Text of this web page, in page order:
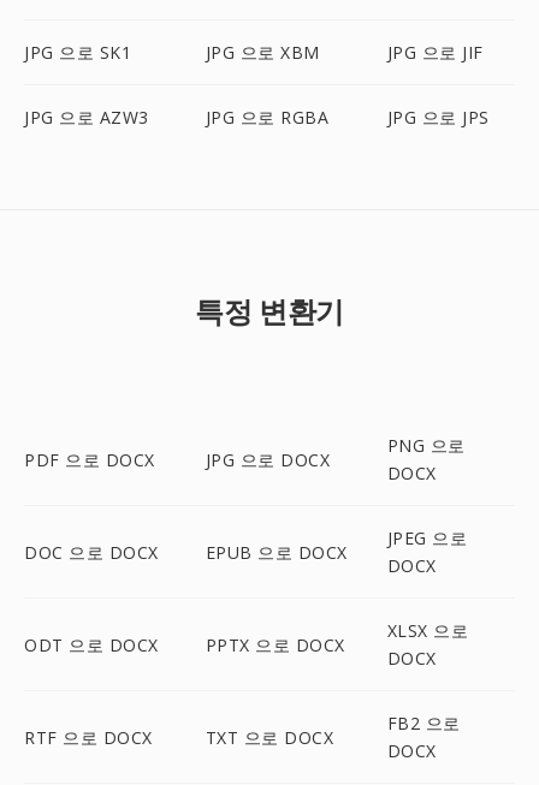
JPG 으로 SK1 JPG 으로 XBM JPG 으로 JIF
JPG 으로 AZW3 JPG 으로 RGBA JPG 으로 JPS
특정 변환기
PDF 으로 DOCX JPG 으로 DOCX
PNG 으로
DOCX
DOC 으로 DOCX EPUB 으로 DOCX
JPEG 으로
DOCX
ODT 으로 DOCX PPTX 으로 DOCX
XLSX 으로
DOCX
RTF 으로 DOCX TXT 으로 DOCX
FB2 으로
DOCX